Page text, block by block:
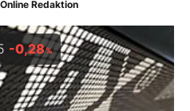
Redaktion
-0,28%